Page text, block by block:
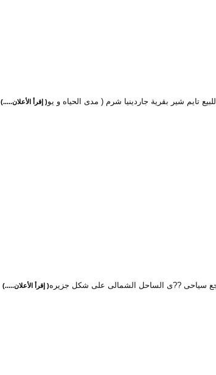
تايم شير بقرية جاردينيا شرم ( مدى الحياه و يو( إقرأ الأعلان.....)
سياحى ??ى الساحل الشمالى على شكل جزيره( إقرأ الأعلان.....)